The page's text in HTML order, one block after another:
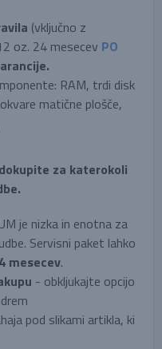
(vključno z
oz. 24 mesecev PO
RAM, trdi disk
matične plošče,
za katerokoli
je nizka in enotna za
Servisni paket lahko
mesecev.
- obkljukajte opcijo
pod slikami artikla, ki